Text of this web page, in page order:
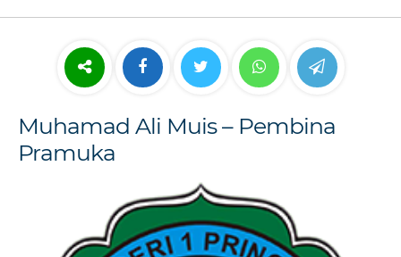
Muhamad Ali Muis – Pembina
Pramuka